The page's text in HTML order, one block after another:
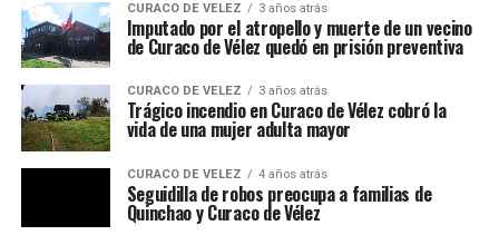
CURACO DE VELEZ 3 años atrás
Imputado por el atropello y muerte de un vecino
de Curaco de Vélez quedó en prisión preventiva
CURACO DE VELEZ 3 años atrás
Trágico incendio en Curaco de Vélez cobró la
vida de una mujer adulta mayor
CURACO DE VELEZ 4 años atrás
Seguidilla de robos preocupa a familias de
Quinchao y Curaco de Vélez